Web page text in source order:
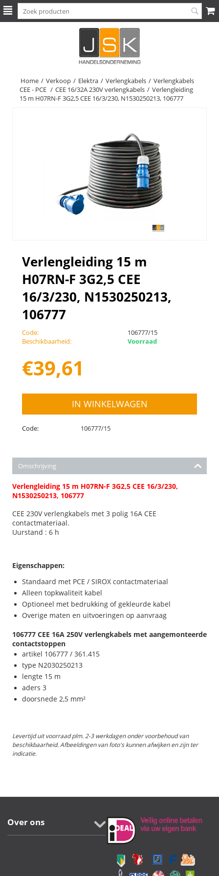
Home / Verkoop / Elektra / Verlengkabels / Verlengkabels
CEE - PCE / CEE 16/32A 230V verlengkabels / Verlengleiding
15 m H07RN-F 3G2,5 CEE 16/3/230, N1530250213, 106777
Verlengleiding 15 m
H07RN-F 3G2,5 CEE
16/3/230, N1530250213,
106777
Code:
106777/15
Beschikbaarheid:
Voorraad
€39,61
IN WINKELWAGEN
Code: 106777/15
Omschrijving
Verlengleiding 15 m H07RN-F 3G2,5 CEE 16/3/230,
N1530250213, 106777
CEE 230V verlengkabels met 3 polig 16A CEE
contactmateriaal.
Uurstand : 6 h
Eigenschappen:
Standaard met PCE / SIROX contactmateriaal
Alleen topkwaliteit kabel
Optioneel met bedrukking of gekleurde kabel
Overige maten en uitvoeringen op aanvraag
106777 CEE 16A 250V verlengkabels met aangemonteerde
contactstoppen
artikel 106777 / 361.415
type N2030250213
lengte 15 m
aders 3
doorsnede 2,5 mm²
Levertijd uit voorraad plm. 2-3 werkdagen onder voorbehoud van
beschikbaarheid. Afbeeldingen van foto's kunnen afwijken en zijn ter
indicatie.
Over ons